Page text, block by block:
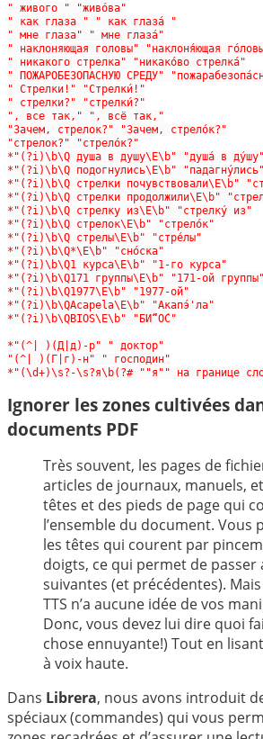
" живого " "живо́ва"
" как глаза " " как глаза́ "
" мне глаза" " мне глаза́"
" наклоняющая головы" "наклоня́ющая
" никакого стрелка" "никако́во стрелка́"
" ПОЖАРОБЕЗОПАСНУЮ СРЕДУ"
" Стрелки!" "Стрелки́!"
" стрелки?" "стрелки́?"
", все так," ", всё так,"
"Зачем, стрелок?" "Зачем, стрело́к?"
"стрелок?" "стрело́к?"
*"(?i)\b\Q душа в душу\E\b" "душа́ в ду́шу"
*"(?i)\b\Q подогнулись\E\b" "падагну́лись"
*"(?i)\b\Q стрелки почувствовали\E\b"
*"(?i)\b\Q стрелки продолжили\E\b"
*"(?i)\b\Q стрелку из\E\b" "стрелку́ из"
*"(?i)\b\Q стрелок\E\b" "стрело́к"
*"(?i)\b\Q стрелы\E\b" "стре́лы"
*"(?i)\b\Q*\E\b" "сно́ска"
*"(?i)\b\Q1 курса\E\b" "1-го курса"
*"(?i)\b\Q171 группы\E\b" "171-ой группы"
*"(?i)\b\Q1977\E\b" "1977-ой"
*"(?i)\b\QAcapela\E\b" "Акапэ́'ла"
*"(?i)\b\QBIOS\E\b" "БИ́“О́С"
*"(^| )(Д|д)-р" " доктор"
"(^| )(Г|г)-н" " господин"
Ignorer les zones cultivées
documents PDF
Très souvent, les pages de
articles de journaux, manuels,
têtes et des pieds de page qui
l’ensemble du document. Vous
les têtes qui courent par
doigts, ce qui permet de passer
suivantes (et précédentes).
TTS n’a aucune idée de vos
Donc, vous devez lui dire quoi
chose ennuyante!) Tout en
à voix haute.
Dans Librera, nous avons introduit
spéciaux (commandes) qui vous